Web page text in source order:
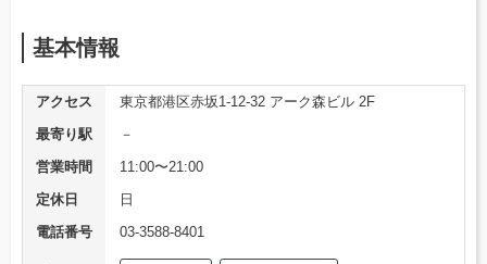
基本情報
アクセス
東京都港区赤坂1-12-32 アーク森ビル 2F
最寄り駅
－
営業時間
11:00〜21:00
定休日
日
電話番号
03-3588-8401